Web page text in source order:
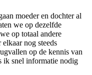
moeder en dochter al
we op dezelfde
op totaal andere
nog steeds
op de kennis van
ik snel informatie nodig